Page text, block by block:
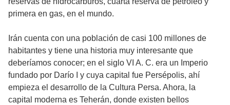
primera en gas, en el mundo.
Irán cuenta con una población de casi 100 millones de
habitantes y tiene una historia muy interesante que
deberíamos conocer; en el siglo VI A. C. era un Imperio
fundado por Darío I y cuya capital fue Persépolis, ahí
empieza el desarrollo de la Cultura Persa. Ahora, la
capital moderna es Teherán, donde existen bellos